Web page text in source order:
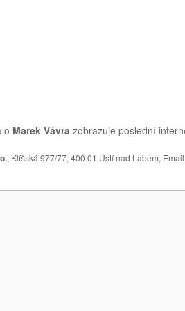
o Marek Vávra zobrazuje poslední
, Klíšská 977/77, 400 01 Ústí nad Labem,